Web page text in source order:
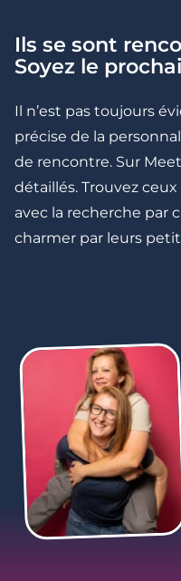
3 minutes
Rencontres
3 minutes
Rencontre à
Ils se sont
Soyez le
Il n’est pas toujours
précise de la
de rencontre. Sur
détaillés. Trouvez
avec la recherche par
charmer par leurs